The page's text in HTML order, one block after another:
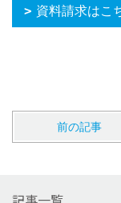
資料請求はこ
前の記事